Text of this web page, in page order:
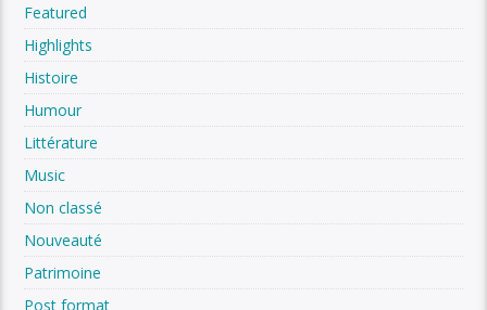
Featured
Highlights
Histoire
Humour
Littérature
Music
Non classé
Nouveauté
Patrimoine
Post format